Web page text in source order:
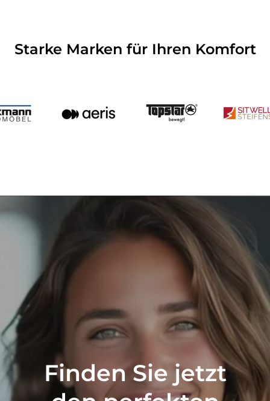
Starke Marken für Ihren Komfort
Finden Sie jetzt